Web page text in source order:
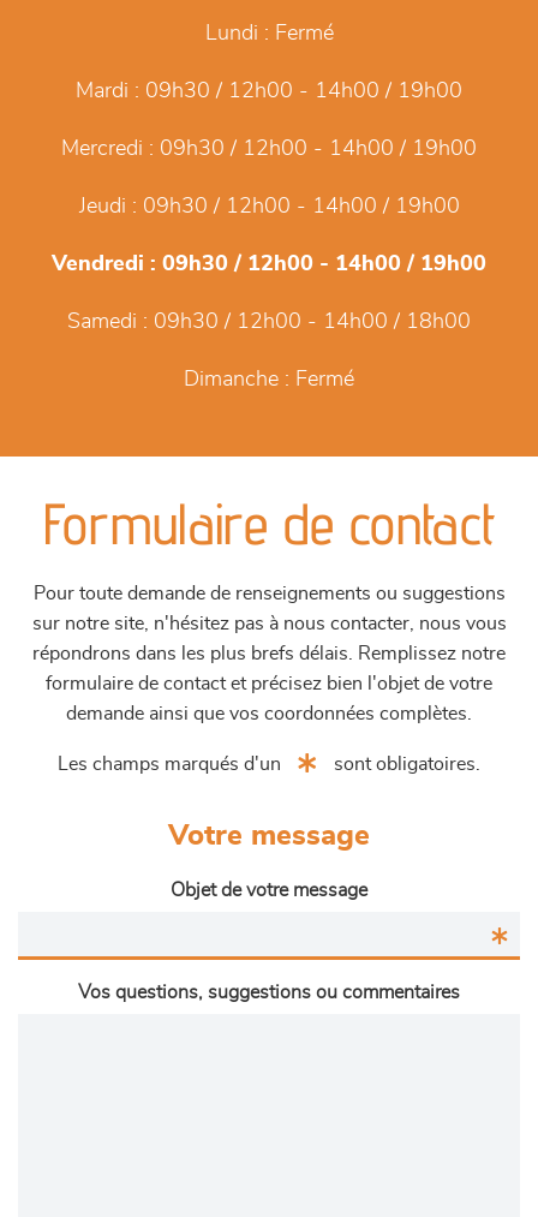
Lundi : Fermé
Mardi : 09h30 / 12h00 - 14h00 / 19h00
Mercredi : 09h30 / 12h00 - 14h00 / 19h00
Jeudi : 09h30 / 12h00 - 14h00 / 19h00
Vendredi : 09h30 / 12h00 - 14h00 / 19h00
Samedi : 09h30 / 12h00 - 14h00 / 18h00
Dimanche : Fermé
Formulaire de contact
Pour toute demande de renseignements ou suggestions
sur notre site, n'hésitez pas à nous contacter, nous vous
répondrons dans les plus brefs délais. Remplissez notre
formulaire de contact et précisez bien l'objet de votre
demande ainsi que vos coordonnées complètes.
Les champs marqués d'un sont obligatoires.
Votre message
Objet de votre message
Vos questions, suggestions ou commentaires